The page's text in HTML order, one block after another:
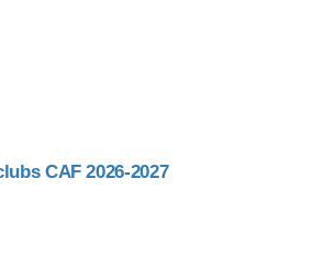
CAF 2026-2027